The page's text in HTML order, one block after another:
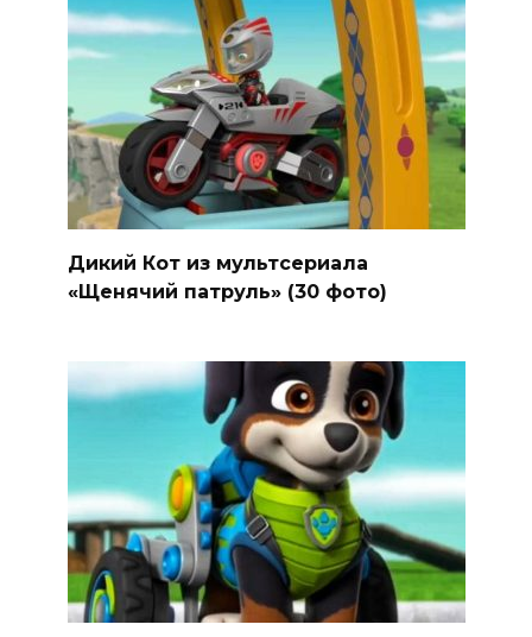
Дикий Кот из мультсериала
«Щенячий патруль» (30 фото)